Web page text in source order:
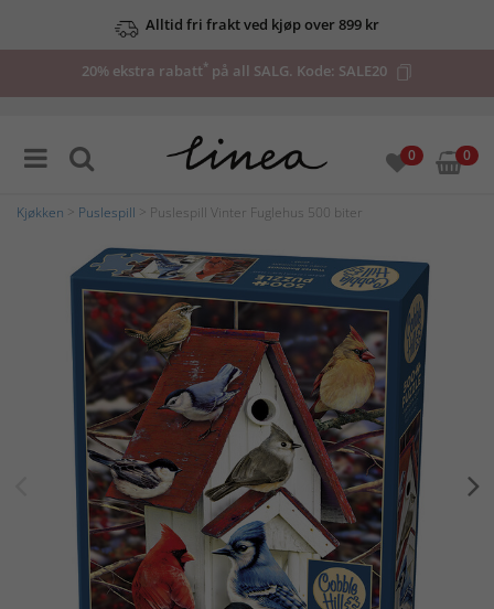
Alltid fri frakt ved kjøp over 899 kr
20% ekstra rabatt* på all SALG. Kode: SALE20
0 0
Kjøkken Puslespill > Puslespill Vinter Fuglehus 500 biter